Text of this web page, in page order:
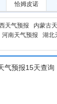
恰姆皮诺
天气预报 内蒙古
河南天气预报 湖北
气预报15天查询